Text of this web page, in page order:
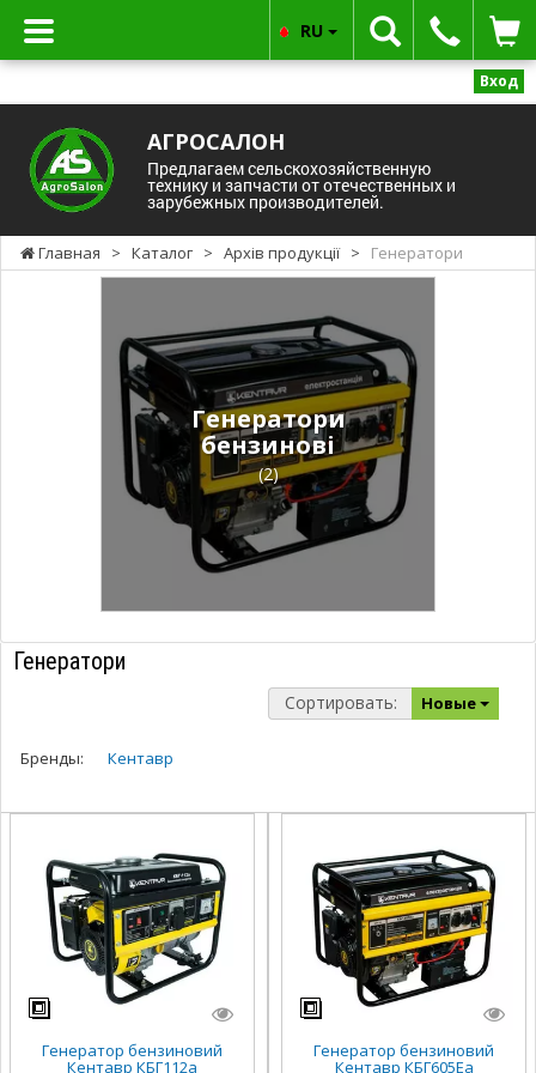
Вход
АГРОСАЛОН
Предлагаем сельскохозяйственную
технику и запчасти от отечественных и
зарубежных производителей.
RU
Главная > Каталог > Архів продукції > Генератори
Генератори
бензинові
(2)
Генератори
Сортировать: Новые
Бренды: Кентавр
Генератор бензиновий
Кентавр КБГ112а
Генератор бензиновий
Кентавр КБГ605Ea